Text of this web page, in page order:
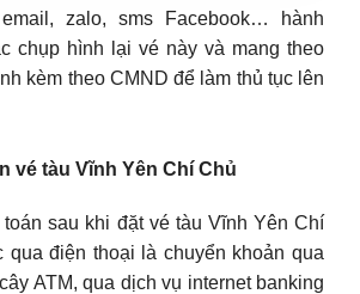
zalo, sms Facebook… hành
chụp hình lại vé này và mang theo
kèm theo CMND để làm thủ tục lên
vé tàu Vĩnh Yên Chí Chủ
sau khi đặt vé tàu Vĩnh Yên Chí
qua điện thoại là chuyển khoản qua
ATM, qua dịch vụ internet banking